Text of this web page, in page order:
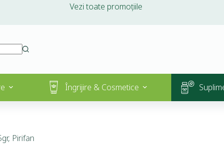
Vezi toate promoțiile
Îngrijire & Cosmetice
Pirifan